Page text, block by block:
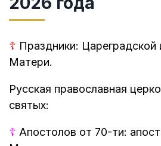
☦ Праздники:
Матери.
Русская православная
святых:
☦ Апостолов от 70-ти: